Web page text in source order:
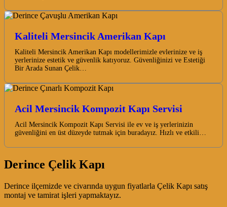
Kaliteli Mersincik Amerikan Kapı
Kaliteli Mersincik Amerikan Kapı modellerimizle evlerinize ve iş
yerlerinize estetik ve güvenlik katıyoruz. Güvenliğinizi ve Estetiği
Bir Arada Sunan Çelik…
Acil Mersincik Kompozit Kapı Servisi
Acil Mersincik Kompozit Kapı Servisi ile ev ve iş yerlerinizin
güvenliğini en üst düzeyde tutmak için buradayız. Hızlı ve etkili…
Derince Çelik Kapı
Derince ilçemizde ve civarında uygun fiyatlarla Çelik Kapı satış
montaj ve tamirat işleri yapmaktayız.